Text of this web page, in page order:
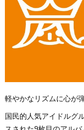
軽やかなリズムに心が
国民的人気アイドルグ